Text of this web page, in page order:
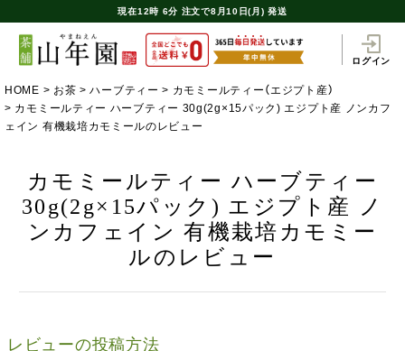
現在12時 6分 注文で8月10日(月) 発送
ログイン
HOME お茶 ハーブティー
カモミールティー（エジプト産）
カモミールティー ハーブティー 30g(2g×15パック) エジプト産 ノンカフ
ェイン 有機栽培カモミールのレビュー
カモミールティー ハーブティー
30g(2g×15パック) エジプト産 ノ
ンカフェイン 有機栽培カモミー
ルのレビュー
レビューの投稿方法